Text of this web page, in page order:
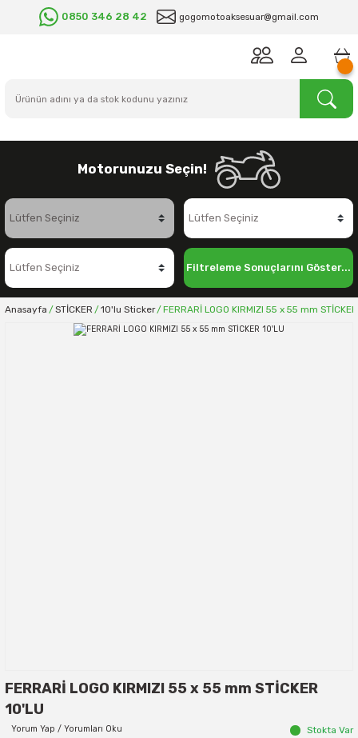
0850 346 28 42 gogomotoaksesuar@gmail.com
Motorunuzu Seçin!
Filtreleme Sonuçlarını Göster...
Anasayfa STİCKER 10'lu Sticker FERRARİ LOGO KIRMIZI 55 x 55 mm
FERRARİ LOGO KIRMIZI 55 x 55 mm STİCKER
10'LU
Yorum Yap / Yorumları Oku Stokta Var